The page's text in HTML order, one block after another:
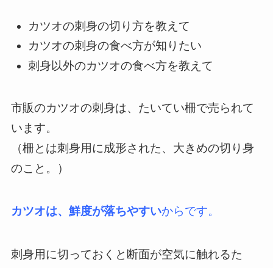
カツオの刺身の切り方を教えて
カツオの刺身の食べ方が知りたい
刺身以外のカツオの食べ方を教えて
市販のカツオの刺身は、たいてい柵で売られて
います。
（柵とは刺身用に成形された、大きめの切り身
のこと。）
カツオは、鮮度が落ちやすいからです。
刺身用に切っておくと断面が空気に触れるた